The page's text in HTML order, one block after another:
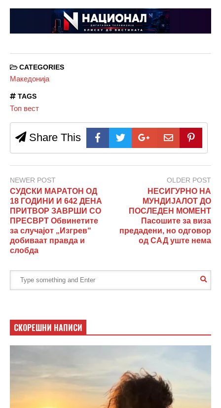
CATEGORIES
Македонија
TAGS
Топ вест
Share This
NEWER POST
СУДСКИ МАРАТОН ОД
18 ГОДИНИ И 642 ДЕНА
ПРИТВОР ЗАВРШИ СО
ПРЕСВРТ Обвинетите
за случајот „Изгрев“
добиваат правда и
слобда
OLDER POST
НЕСИГУРНО НА
МУНДИЈАЛОТ ДО
ПОСЛЕДЕН МОМЕНТ
Пасошите за виза
предадени, но одговор
од САД уште нема
СКОРЕШНИ НАПИСИ